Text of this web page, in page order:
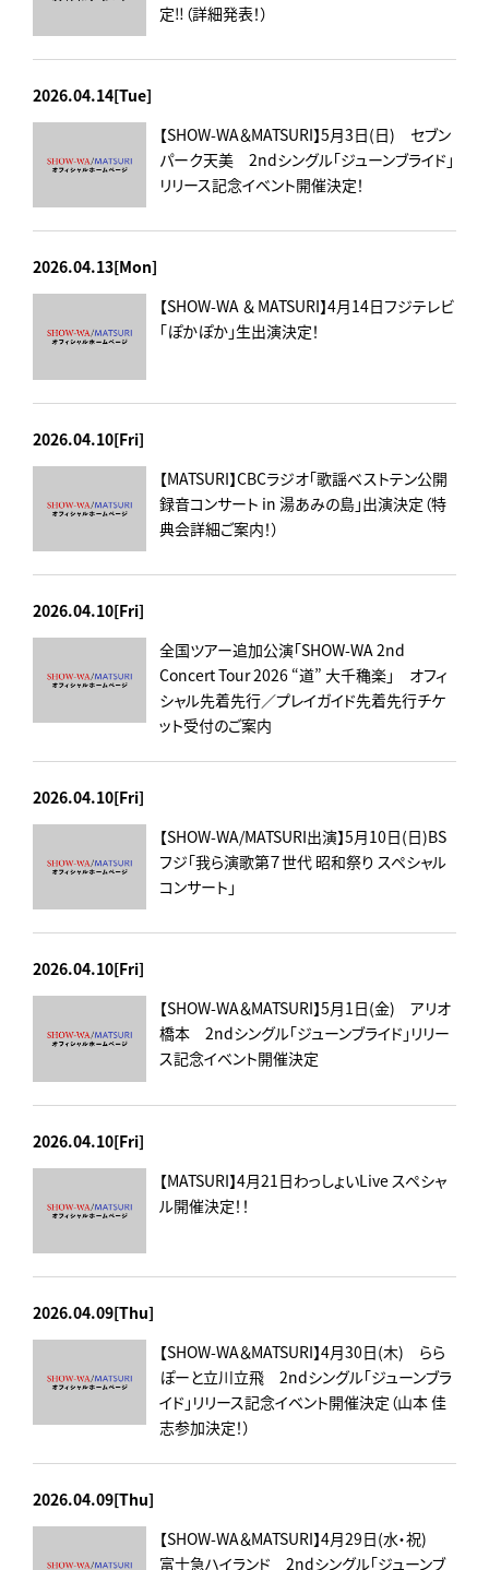
定‼（詳細発表！）
2026.04.14[Tue]
【SHOW-WA＆MATSURI】5月3日(日) セブン
パーク天美 2ndシングル「ジューンブライド」
リリース記念イベント開催決定！
2026.04.13[Mon]
【SHOW-WA ＆ MATSURI】4月14日フジテレビ
「ぽかぽか」生出演決定！
2026.04.10[Fri]
【MATSURI】CBCラジオ「歌謡ベストテン公開
録音コンサート in 湯あみの島」出演決定（特
典会詳細ご案内！）
2026.04.10[Fri]
全国ツアー追加公演「SHOW-WA 2nd
Concert Tour 2026 “道” 大千穐楽」 オフィ
シャル先着先行／プレイガイド先着先行チケ
ット受付のご案内
2026.04.10[Fri]
【SHOW-WA/MATSURI出演】5月10日(日)BS
フジ「我ら演歌第７世代 昭和祭り スペシャル
コンサート」
2026.04.10[Fri]
【SHOW-WA＆MATSURI】5月1日(金) アリオ
橋本 2ndシングル「ジューンブライド」リリー
ス記念イベント開催決定
2026.04.10[Fri]
【MATSURI】4月21日わっしょいLive スペシャ
ル開催決定！！
2026.04.09[Thu]
【SHOW-WA＆MATSURI】4月30日(木) らら
ぽーと立川立飛 2ndシングル「ジューンブラ
イド」リリース記念イベント開催決定（山本 佳
志参加決定！）
2026.04.09[Thu]
【SHOW-WA＆MATSURI】4月29日(水・祝)
富士急ハイランド 2ndシングル「ジューンブ